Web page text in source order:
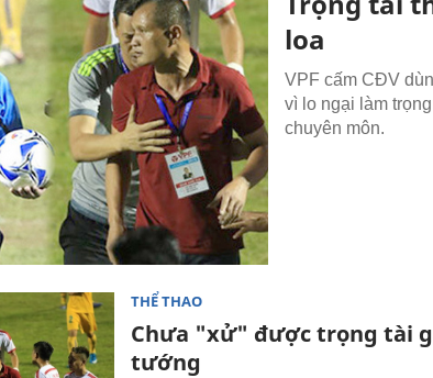
loa
VPF cấm CĐV
vì lo ngại làm
chuyên môn.
THỂ THAO
Chưa "xử" được trọng tài
tướng